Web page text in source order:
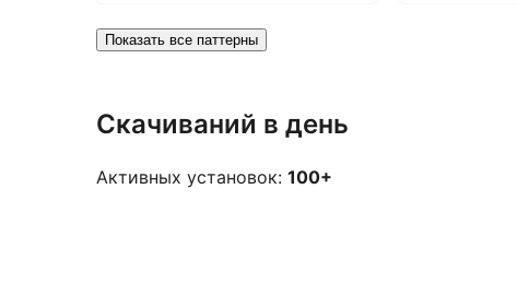
Показать все паттерны
Скачиваний в день
Активных установок: 100+